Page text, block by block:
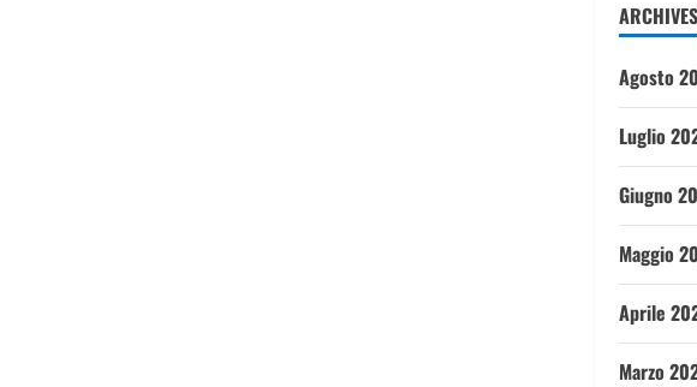
ARCHIVES
Agosto
Luglio
Giugno
Maggio
Aprile
Marzo